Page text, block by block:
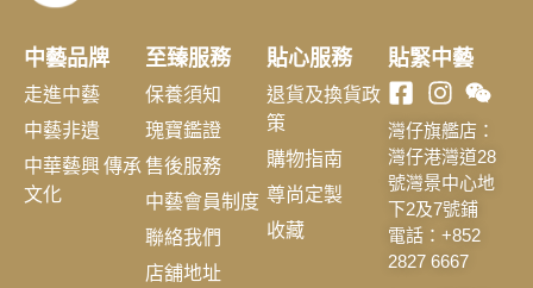
中藝品牌
走進中藝
中藝非遺
中華藝興 傳承
文化
至臻服務
保養須知
瑰寶鑑證
售後服務
中藝會員制度
聯絡我們
店舖地址
貼心服務
退貨及換貨政
策
購物指南
尊尚定製
收藏
貼緊中藝
灣仔旗艦店：
灣仔港灣道28
號灣景中心地
下2及7號鋪
電話：+852
2827 6667